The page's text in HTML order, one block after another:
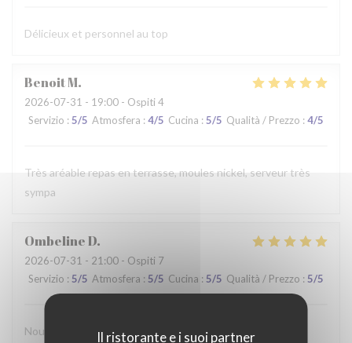
Il ristorante e i suoi partner
Délicieux et personnel au top
BenoitM
2026-07-31 - 19:00 - Ospiti 4
Servizio : 5/5 Atmosfera : 4/5 Cucina : 5/5 Qualità / Prezzo : 4/5
Très aréable repas en terrasse, moules nickel, serveur très
sympa
OmbelineD
2026-07-31 - 21:00 - Ospiti 7
Servizio : 5/5 Atmosfera : 5/5 Cucina : 5/5 Qualità / Prezzo : 5/5
Nous avons passé un agréable moment en famille. Ce fut